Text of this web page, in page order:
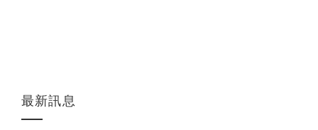
最新訊息